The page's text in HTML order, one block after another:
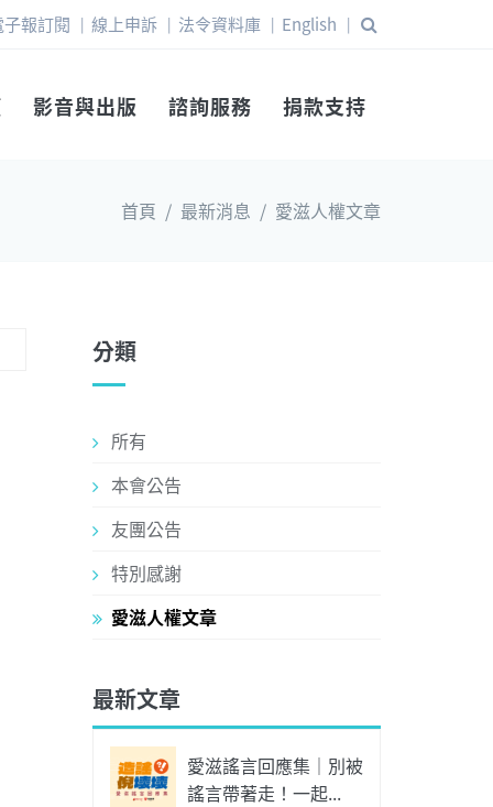
子報訂閱 | 線上申訴 | 法令資料庫 | English |
影音與出版 諮詢服務 捐款支持
首頁 / 最新消息 / 愛滋人權文章
分類
所有
本會公告
友團公告
特別感謝
愛滋人權文章
最新文章
愛滋謠言回應集｜別被
謠言帶著走！一起...